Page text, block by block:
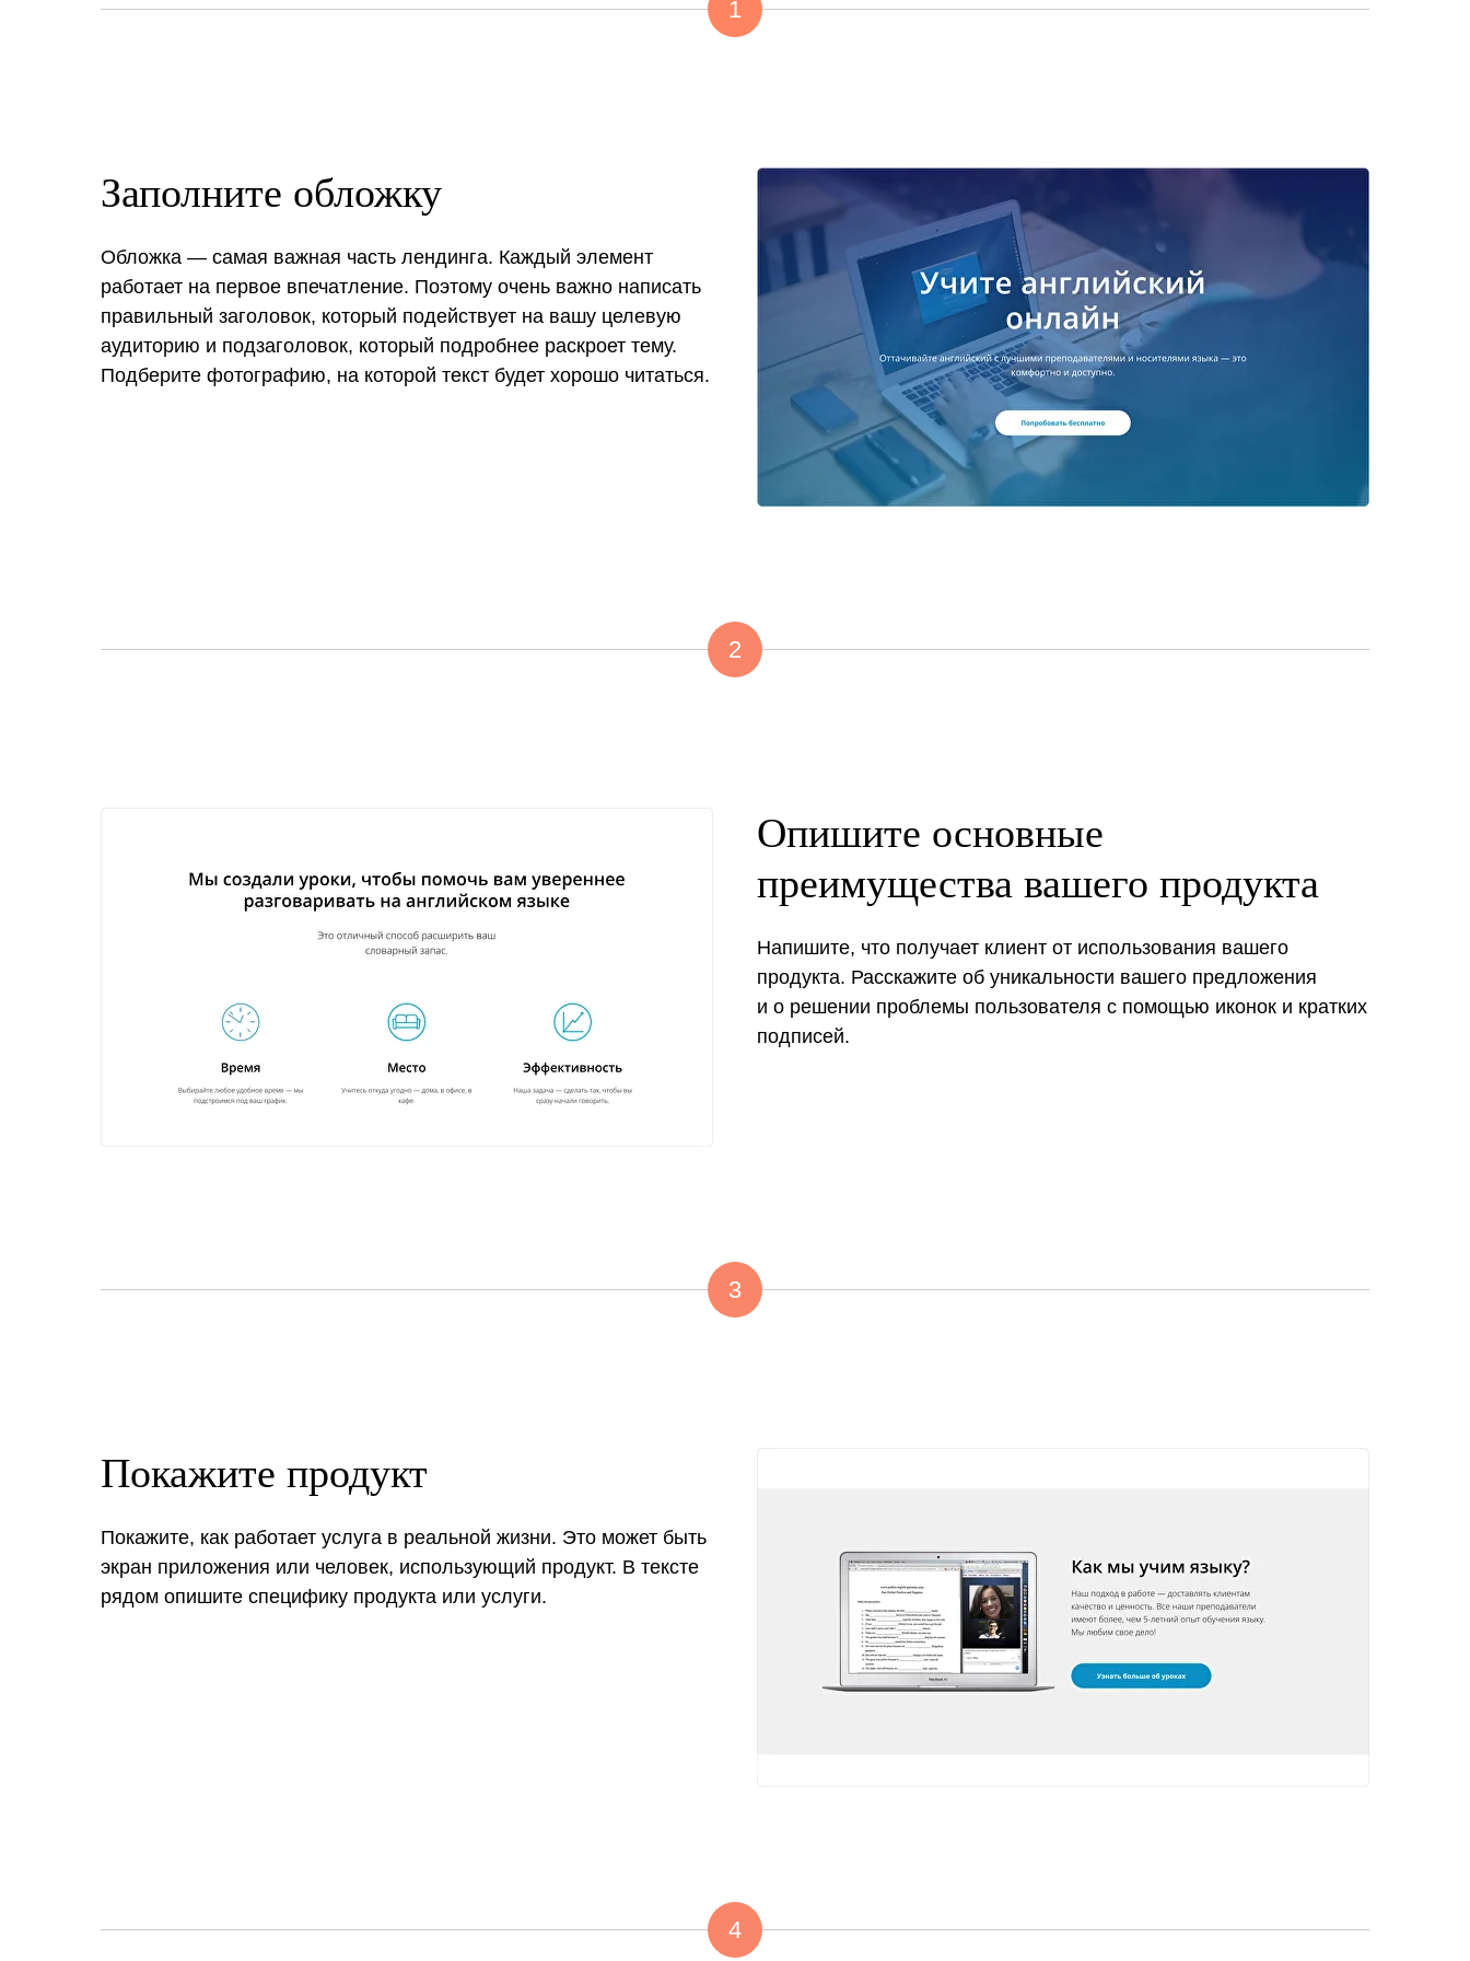
1
Заполните обложку
Обложка — самая важная часть лендинга. Каждый элемент
работает на первое впечатление. Поэтому очень важно написать
правильный заголовок, который подействует на вашу целевую
аудиторию и подзаголовок, который подробнее раскроет тему.
Подберите фотографию, на которой текст будет хорошо читаться.
2
Опишите основные
преимущества вашего продукта
Напишите, что получает клиент от использования вашего
продукта. Расскажите об уникальности вашего предложения
и о решении проблемы пользователя с помощью иконок и кратких
подписей.
3
Покажите продукт
Покажите, как работает услуга в реальной жизни. Это может быть
экран приложения или человек, использующий продукт. В тексте
рядом опишите специфику продукта или услуги.
4